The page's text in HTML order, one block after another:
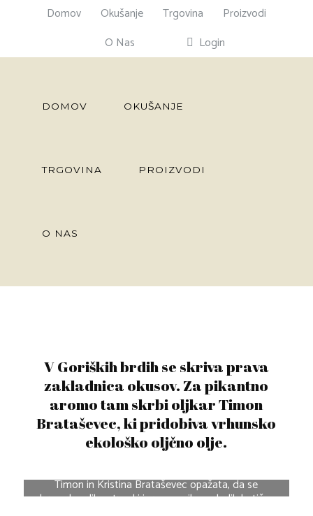
Domov Okušanje Trgovina
Proizvodi
O Nas
Login
DOMOV OKUŠANJE
TRGOVINA PROIZVODI
O NAS
V Goriških brdih se skriva prava
zakladnica okusov. Za pikantno
aromo tam skrbi oljkar Timon
Brataševec, ki pridobiva vrhunsko
ekološko oljčno olje.
Timon in Kristina Brataševec opažata, da se
slovensko oljkarstvo, ki je v mnogih pogledih butično,